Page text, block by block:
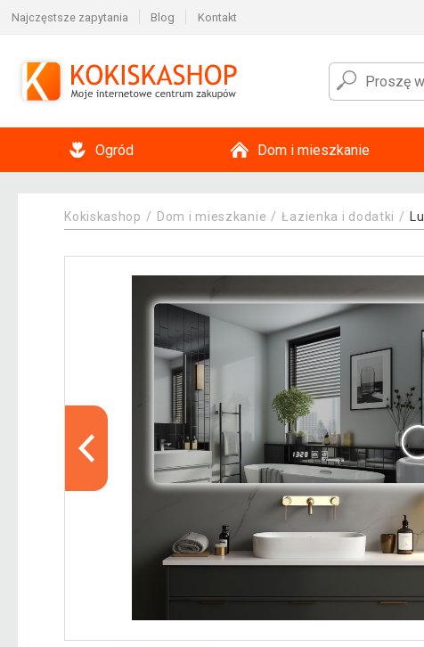
Najczęstsze zapytania Blog Kontakt
Ogród Dom i mieszkanie
Kokiskashop Dom i mieszkanie Łazienka i dodatki